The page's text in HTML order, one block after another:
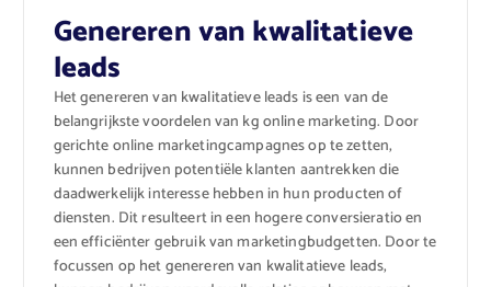
Genereren van kwalitatieve
leads
Het genereren van kwalitatieve leads is een van de
belangrijkste voordelen van kg online marketing. Door
gerichte online marketingcampagnes op te zetten,
kunnen bedrijven potentiële klanten aantrekken die
daadwerkelijk interesse hebben in hun producten of
diensten. Dit resulteert in een hogere conversieratio en
een efficiënter gebruik van marketingbudgetten. Door te
focussen op het genereren van kwalitatieve leads,